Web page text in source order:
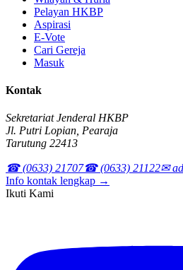
Pelayan HKBP
Aspirasi
E-Vote
Cari Gereja
Masuk
Kontak
Sekretariat Jenderal HKBP
Jl. Putri Lopian, Pearaja
Tarutung 22413
☎ (0633) 21707☎ (0633) 21122✉
Info kontak lengkap →
Ikuti Kami